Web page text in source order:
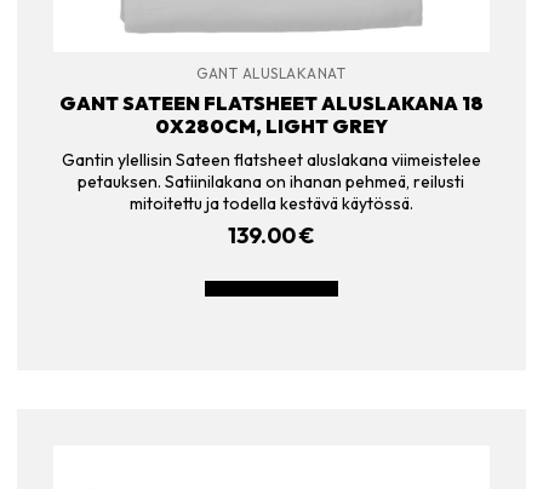
GANT ALUSLAKANAT
GANT SATEEN FLATSHEET ALUSLAKANA 18
0X280CM, LIGHT GREY
Gantin ylellisin Sateen flatsheet aluslakana viimeistelee
petauksen. Satiinilakana on ihanan pehmeä, reilusti
mitoitettu ja todella kestävä käytössä.
139.00€